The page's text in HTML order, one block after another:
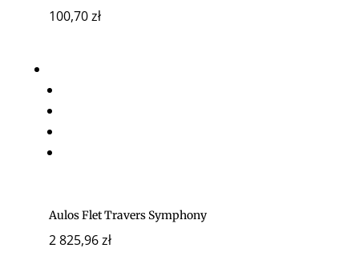
100,70zł
Aulos Flet Travers Symphony
2 825,96zł